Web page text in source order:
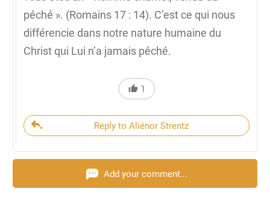
péché ». (Romains 17 : 14). C’est ce qui nous
différencie dans notre nature humaine du
Christ qui Lui n’a jamais péché.
1
Reply to Aliénor Strentz
Add your comment...